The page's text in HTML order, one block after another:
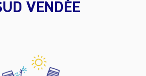
VENDÉE